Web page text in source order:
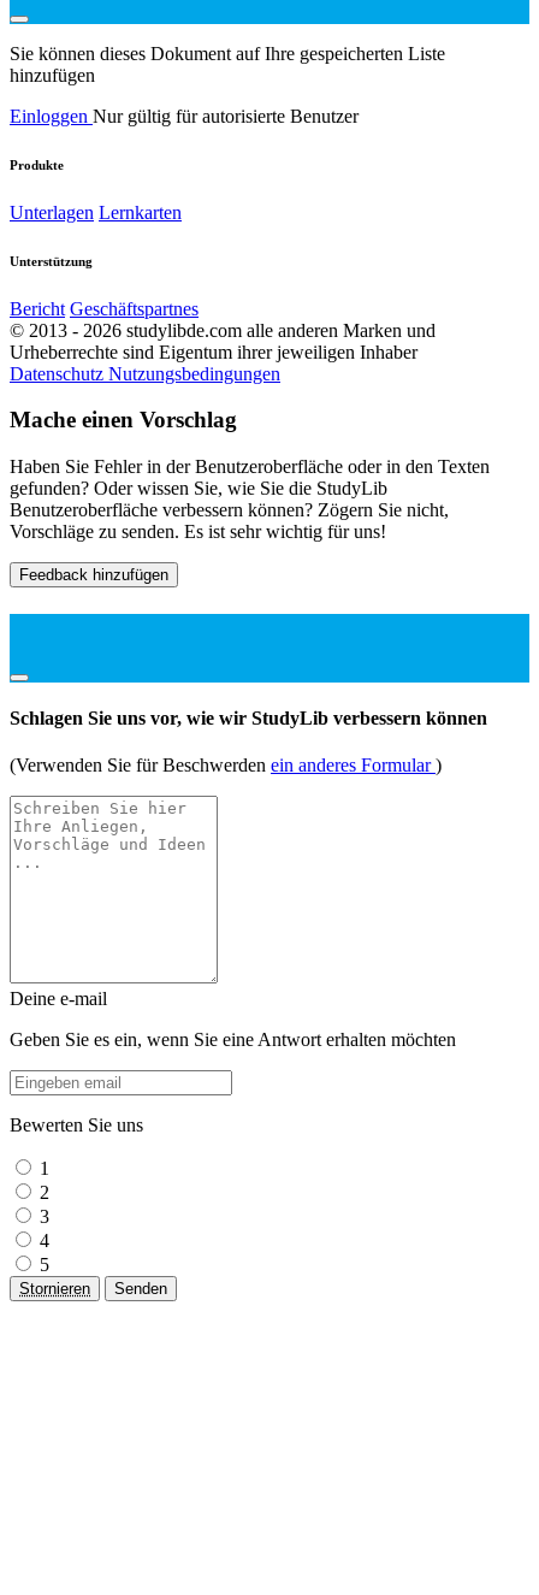
Sie können dieses Dokument auf Ihre gespeicherten Liste
hinzufügen
Einloggen Nur gültig für autorisierte Benutzer
Produkte
Unterlagen Lernkarten
Unterstützung
Bericht Geschäftspartnes
© 2013 - 2026 studylibde.com alle anderen Marken und
Urheberrechte sind Eigentum ihrer jeweiligen Inhaber
Datenschutz Nutzungsbedingungen
Mache einen Vorschlag
Haben Sie Fehler in der Benutzeroberfläche oder in den Texten
gefunden? Oder wissen Sie, wie Sie die StudyLib
Benutzeroberfläche verbessern können? Zögern Sie nicht,
Vorschläge zu senden. Es ist sehr wichtig für uns!
Feedback hinzufügen
Schlagen Sie uns vor, wie wir StudyLib verbessern können
(Verwenden Sie für Beschwerden ein anderes Formular)
Deine e-mail
Geben Sie es ein, wenn Sie eine Antwort erhalten möchten
Bewerten Sie uns
1
2
3
4
5
Stornieren Senden